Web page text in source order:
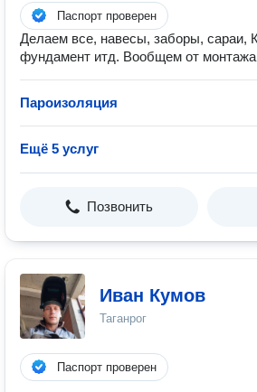
Паспорт проверен
Делаем все, навесы, заборы, сараи,
фундамент итд. Вообщем от
Пароизоляция
Ещё 5 услуг
Позвонить
Иван Кумов
Таганрог
Паспорт проверен